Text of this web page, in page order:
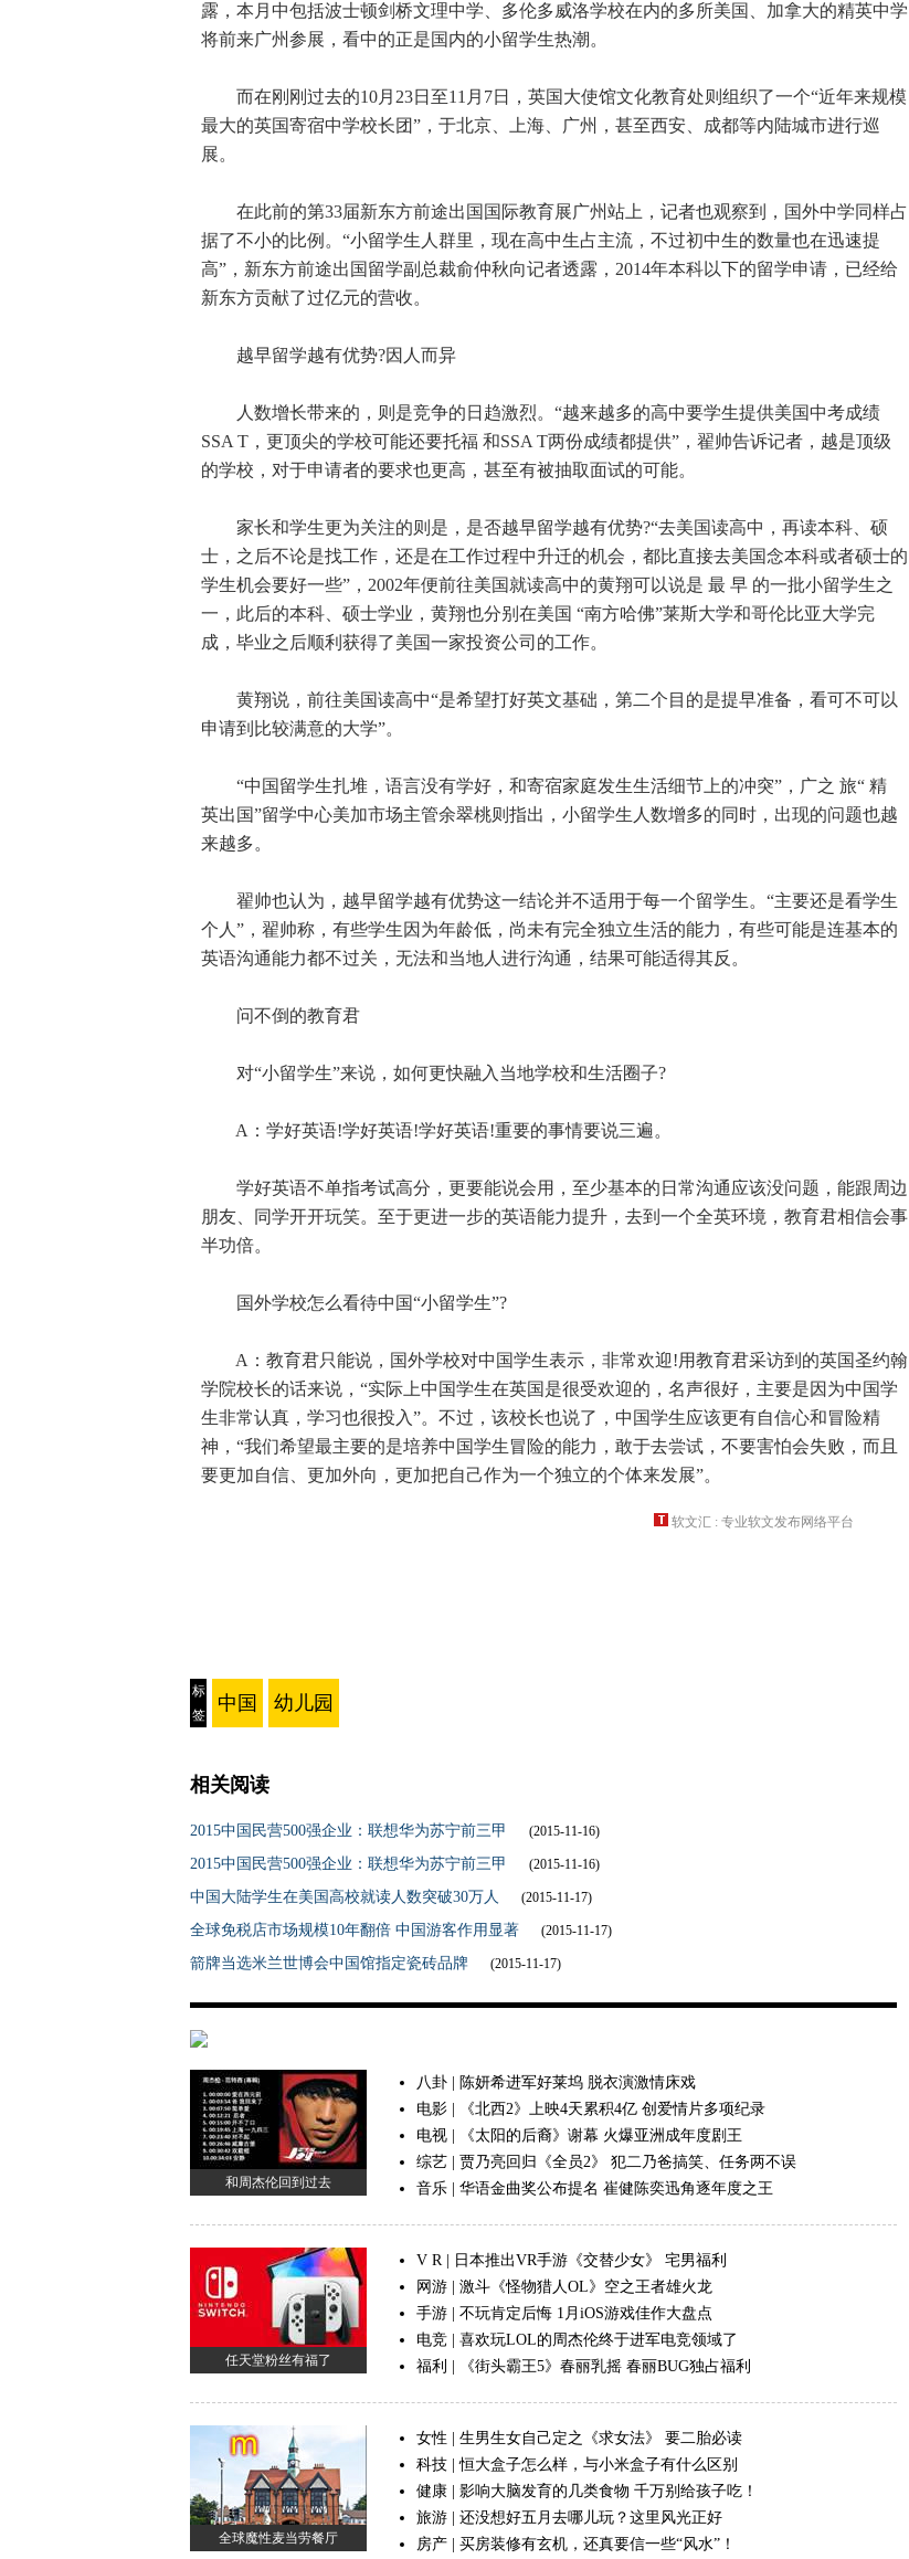
露，本月中包括波士顿剑桥文理中学、多伦多威洛学校在内的多所美国、加拿大的精英中学
将前来广州参展，看中的正是国内的小留学生热潮。
而在刚刚过去的10月23日至11月7日，英国大使馆文化教育处则组织了一个“近年来规模
最大的英国寄宿中学校长团”，于北京、上海、广州，甚至西安、成都等内陆城市进行巡
展。
在此前的第33届新东方前途出国国际教育展广州站上，记者也观察到，国外中学同样占
据了不小的比例。“小留学生人群里，现在高中生占主流，不过初中生的数量也在迅速提
高”，新东方前途出国留学副总裁俞仲秋向记者透露，2014年本科以下的留学申请，已经给
新东方贡献了过亿元的营收。
越早留学越有优势?因人而异
人数增长带来的，则是竞争的日趋激烈。“越来越多的高中要学生提供美国中考成绩
SSA T，更顶尖的学校可能还要托福 和SSA T两份成绩都提供”，翟帅告诉记者，越是顶级
的学校，对于申请者的要求也更高，甚至有被抽取面试的可能。
家长和学生更为关注的则是，是否越早留学越有优势?“去美国读高中，再读本科、硕
士，之后不论是找工作，还是在工作过程中升迁的机会，都比直接去美国念本科或者硕士的
学生机会要好一些”，2002年便前往美国就读高中的黄翔可以说是 最 早 的一批小留学生之
一，此后的本科、硕士学业，黄翔也分别在美国 “南方哈佛”莱斯大学和哥伦比亚大学完
成，毕业之后顺利获得了美国一家投资公司的工作。
黄翔说，前往美国读高中“是希望打好英文基础，第二个目的是提早准备，看可不可以
申请到比较满意的大学”。
“中国留学生扎堆，语言没有学好，和寄宿家庭发生生活细节上的冲突”，广之 旅“ 精
英出国”留学中心美加市场主管余翠桃则指出，小留学生人数增多的同时，出现的问题也越
来越多。
翟帅也认为，越早留学越有优势这一结论并不适用于每一个留学生。“主要还是看学生
个人”，翟帅称，有些学生因为年龄低，尚未有完全独立生活的能力，有些可能是连基本的
英语沟通能力都不过关，无法和当地人进行沟通，结果可能适得其反。
问不倒的教育君
对“小留学生”来说，如何更快融入当地学校和生活圈子?
A：学好英语!学好英语!学好英语!重要的事情要说三遍。
学好英语不单指考试高分，更要能说会用，至少基本的日常沟通应该没问题，能跟周边
朋友、同学开开玩笑。至于更进一步的英语能力提升，去到一个全英环境，教育君相信会事
半功倍。
国外学校怎么看待中国“小留学生”?
A：教育君只能说，国外学校对中国学生表示，非常欢迎!用教育君采访到的英国圣约翰
学院校长的话来说，“实际上中国学生在英国是很受欢迎的，名声很好，主要是因为中国学
生非常认真，学习也很投入”。不过，该校长也说了，中国学生应该更有自信心和冒险精
神，“我们希望最主要的是培养中国学生冒险的能力，敢于去尝试，不要害怕会失败，而且
要更加自信、更加外向，更加把自己作为一个独立的个体来发展”。
软文汇 : 专业软文发布网络平台
标
签
中国 幼儿园
相关阅读
2015中国民营500强企业：联想华为苏宁前三甲 (2015-11-16)
2015中国民营500强企业：联想华为苏宁前三甲 (2015-11-16)
中国大陆学生在美国高校就读人数突破30万人 (2015-11-17)
全球免税店市场规模10年翻倍 中国游客作用显著 (2015-11-17)
箭牌当选米兰世博会中国馆指定瓷砖品牌 (2015-11-17)